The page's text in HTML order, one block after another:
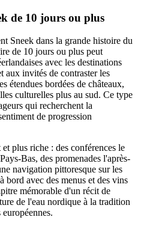
de 10 jours ou plus
Sneek dans la grande histoire du
de 10 jours ou plus peut
avec les destinations
aux invités de contraster les
étendues bordées de châteaux,
culturelles plus au sud. Ce type
qui recherchent la
de progression
plus riche : des conférences le
Bas, des promenades l'après-
navigation pittoresque sur les
bord avec des menus et des vins
mémorable d'un récit de
de l'eau nordique à la tradition